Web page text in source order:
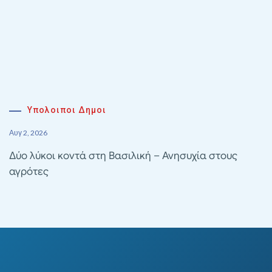
Υπολοιποι Δημοι
Αυγ 2, 2026
Δύο λύκοι κοντά στη Βασιλική – Ανησυχία στους
αγρότες